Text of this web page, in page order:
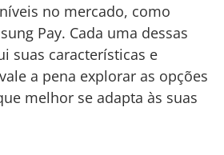
no mercado, como
Pay. Cada uma dessas
suas características e
a pena explorar as opções
melhor se adapta às suas